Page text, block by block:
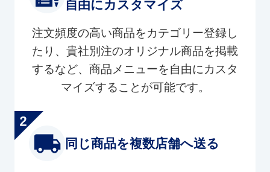
自由にカスタマイズ
注文頻度の高い商品をカテゴリー登録し
たり、貴社別注のオリジナル商品を掲載
するなど、商品メニューを自由にカスタ
マイズすることが可能です。
同じ商品を複数店舗へ送る